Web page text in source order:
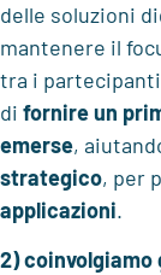
delle soluzioni
mantenere il
tra i
di fornire un
emerse,
strategico, per
applicazioni.
2)